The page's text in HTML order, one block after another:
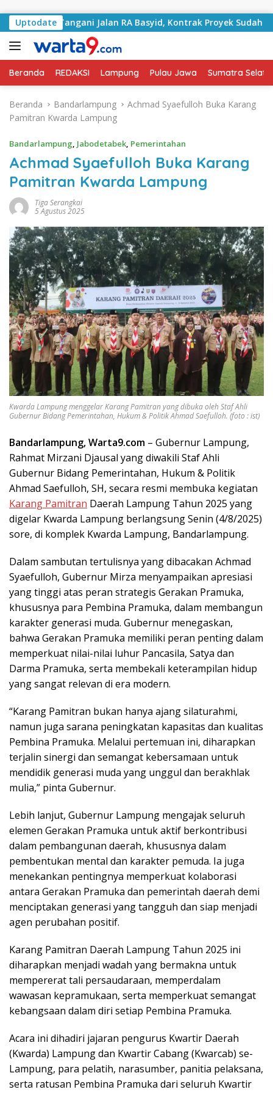
Uptodate
Tangani Jalan RA Basyid, Kontrak Proyek Sudah Rampung
Beranda REDAKSI Lampung Pulau Jawa Sumatra
Beranda Bandarlampung
Achmad Syaefulloh Buka Karang
Pamitran Kwarda Lampung
Bandarlampung, Jabodetabek, Pemerintahan
Achmad Syaefulloh Buka Karang
Pamitran Kwarda Lampung
Tiga Serangkai
5 Agustus 2025
Kwarda Lampung menggelar Karang Pamitran yang dibuka oleh Staf Ahli
Gubernur Bidang Pemerintahan, Hukum & Politik Ahmad Saefulloh. (foto : ist)
Bandarlampung, Warta9.com – Gubernur Lampung,
Rahmat Mirzani Djausal yang diwakili Staf Ahli
Gubernur Bidang Pemerintahan, Hukum & Politik
Ahmad Saefulloh, SH, secara resmi membuka kegiatan
Karang Pamitran Daerah Lampung Tahun 2025 yang
digelar Kwarda Lampung berlangsung Senin (4/8/2025)
sore, di komplek Kwarda Lampung, Bandarlampung.
Dalam sambutan tertulisnya yang dibacakan Achmad
Syaefulloh, Gubernur Mirza menyampaikan apresiasi
yang tinggi atas peran strategis Gerakan Pramuka,
khususnya para Pembina Pramuka, dalam membangun
karakter generasi muda. Gubernur menegaskan,
bahwa Gerakan Pramuka memiliki peran penting dalam
memperkuat nilai-nilai luhur Pancasila, Satya dan
Darma Pramuka, serta membekali keterampilan hidup
yang sangat relevan di era modern.
“Karang Pamitran bukan hanya ajang silaturahmi,
namun juga sarana peningkatan kapasitas dan kualitas
Pembina Pramuka. Melalui pertemuan ini, diharapkan
terjalin sinergi dan semangat kebersamaan untuk
mendidik generasi muda yang unggul dan berakhlak
mulia,” pinta Gubernur.
Lebih lanjut, Gubernur Lampung mengajak seluruh
elemen Gerakan Pramuka untuk aktif berkontribusi
dalam pembangunan daerah, khususnya dalam
pembentukan mental dan karakter pemuda. Ia juga
menekankan pentingnya memperkuat kolaborasi
antara Gerakan Pramuka dan pemerintah daerah demi
menciptakan generasi yang tangguh dan siap menjadi
agen perubahan positif.
Karang Pamitran Daerah Lampung Tahun 2025 ini
diharapkan menjadi wadah yang bermakna untuk
mempererat tali persaudaraan, memperdalam
wawasan kepramukaan, serta memperkuat semangat
kebangsaan dalam diri setiap Pembina Pramuka.
Acara ini dihadiri jajaran pengurus Kwartir Daerah
(Kwarda) Lampung dan Kwartir Cabang (Kwarcab) se-
Lampung, para pelatih, narasumber, panitia pelaksana,
serta ratusan Pembina Pramuka dari seluruh Kwartir